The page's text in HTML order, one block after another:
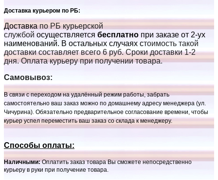
Доставка курьером по РБ:
Доставка по РБ курьерской
службой осуществляется бесплатно при заказе от 2-ух
наименований. В остальных случаях стоимость такой
доставки составляет всего 6 руб. Сроки доставки 1-2
дня. Оплата курьеру при получении товара.
Самовывоз:
В связи с переходом на удалённый режим работы, забрать
самостоятельно ваш заказ можно по домашнему адресу менеджера (ул.
Чичурина). Обязательно предварительное согласование времени, чтобы
курьер успел переместить ваш заказ со склада к менеджеру.
Способы оплаты:
Наличными: Оплатить заказ товара Вы сможете непосредственно
курьеру в руки при получение товара.